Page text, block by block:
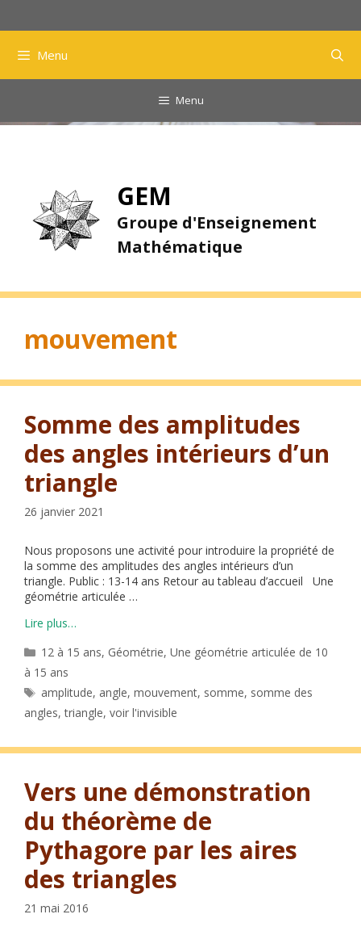
Menu
Menu
GEM
Groupe d'Enseignement
Mathématique
mouvement
Somme des amplitudes
des angles intérieurs d’un
triangle
26 janvier 2021
Nous proposons une activité pour introduire la propriété de
la somme des amplitudes des angles intérieurs d’un
triangle. Public : 13-14 ans Retour au tableau d’accueil Une
géométrie articulée …
Lire plus…
Catégories
12 à 15 ans, Géométrie,Une géométrie articulée de 10
à 15 ans
Étiquettes
amplitude, angle,mouvement, somme, somme des
angles,triangle, voir l'invisible
Vers une démonstration
du théorème de
Pythagore par les aires
des triangles
21 mai 2016